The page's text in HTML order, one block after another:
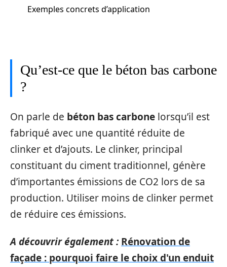
Exemples concrets d’application
Qu’est-ce que le béton bas carbone
?
On parle de béton bas carbone lorsqu’il est
fabriqué avec une quantité réduite de
clinker et d’ajouts. Le clinker, principal
constituant du ciment traditionnel, génère
d’importantes émissions de CO2 lors de sa
production. Utiliser moins de clinker permet
de réduire ces émissions.
A découvrir également : Rénovation de
façade : pourquoi faire le choix d'un enduit